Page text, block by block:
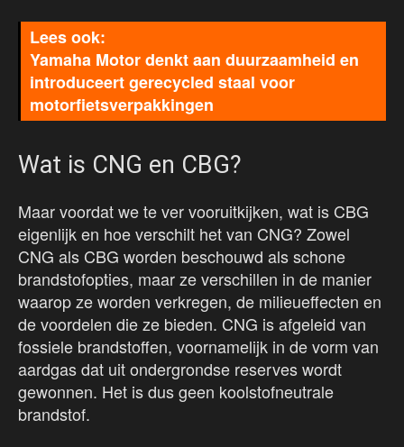
Yamaha Motor denkt aan duurzaamheid en
introduceert gerecycled staal voor
motorfietsverpakkingen
Wat is CNG en CBG?
Maar voordat we te ver vooruitkijken, wat is CBG
eigenlijk en hoe verschilt het van CNG? Zowel
CNG als CBG worden beschouwd als schone
brandstofopties, maar ze verschillen in de manier
waarop ze worden verkregen, de milieueffecten en
de voordelen die ze bieden. CNG is afgeleid van
fossiele brandstoffen, voornamelijk in de vorm van
aardgas dat uit ondergrondse reserves wordt
gewonnen. Het is dus geen koolstofneutrale
brandstof.